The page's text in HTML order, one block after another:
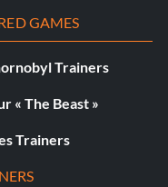
GAMES
Trainers
« The Beast »
Trainers